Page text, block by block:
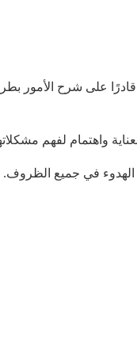
على شرح الأمور
واهتمام لفهم
الهدوء في جميع الظروف.